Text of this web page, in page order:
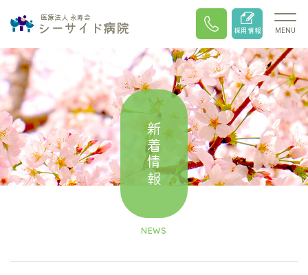
医療法人 永寿会
シーサイド病院 採用情報 MENU
新着情報
NEWS